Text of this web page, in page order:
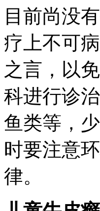
目前尚没
疗上不可
之言，以
科进行诊
鱼类等，
时要注意
律。